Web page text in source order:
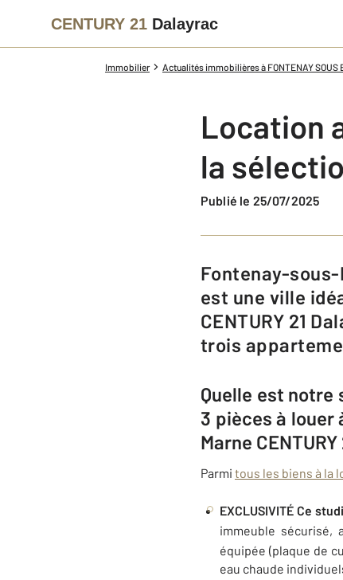
CENTURY 21 Dalayrac
Immobilier Actualités immobilières à FONTENAY SOUS
Location
la
Publié le 25/07/2025
Fontenay-sous-Bois, voisine de Vincennes, du Bois de Vincennes et de Paris,
est une ville
CENTURY 21
trois
Quelle est notre
3 pièces à louer
Marne
Parmi tous les biens à la
EXCLUSIVITÉ Ce
immeuble sécurisé,
équipée (plaque de
eau chaude